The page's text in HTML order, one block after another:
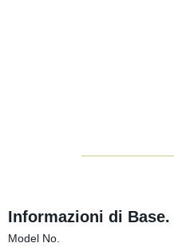
Informazioni di Base.
Model No.